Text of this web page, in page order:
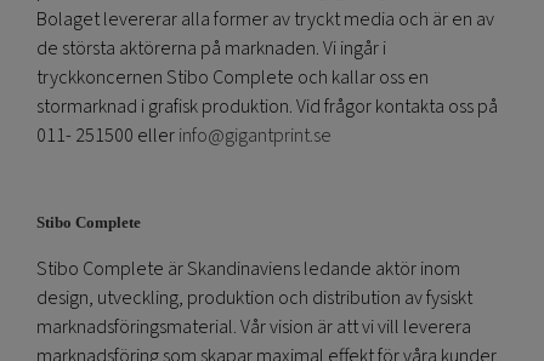
Bolaget levererar alla former av tryckt media och är en av
de största aktörerna på marknaden. Vi ingår i
tryckkoncernen Stibo Complete och kallar oss en
stormarknad i grafisk produktion. Vid frågor kontakta oss på
011- 251500 ellerinfo@gigantprint.se
Stibo Complete
Stibo Complete är Skandinaviens ledande aktör inom
design, utveckling, produktion och distribution av fysiskt
marknadsföringsmaterial. Vår vision är att vi vill leverera